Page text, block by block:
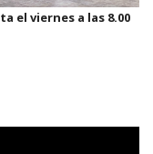
el viernes a las 8.00